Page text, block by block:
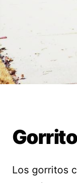
Gorrito
Los gorritos